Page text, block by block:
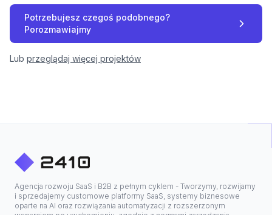
Potrzebujesz czegoś podobnego?
Porozmawiajmy
Lub przeglądaj więcej projektów
Agencja rozwoju SaaS i B2B z pełnym cyklem - Tworzymy, rozwijamy
i sprzedajemy customowe platformy SaaS, systemy biznesowe
oparte na AI oraz rozwiązania automatyzacji z rozszerzonym